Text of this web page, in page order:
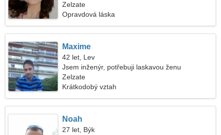
Zelzate
Opravdová láska
Maxime
42 let, Lev
Jsem inženýr, potřebuji laskavou ženu
Zelzate
Krátkodobý vztah
Noah
27 let, Býk